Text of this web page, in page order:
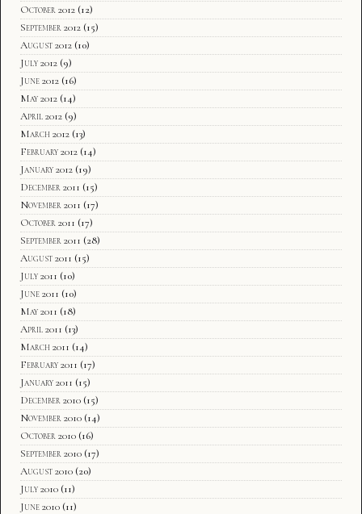
October 2012 (12)
September 2012 (15)
August 2012 (10)
July 2012 (9)
June 2012 (16)
May 2012 (14)
April 2012 (9)
March 2012 (13)
February 2012 (14)
January 2012 (19)
December 2011 (15)
November 2011 (17)
October 2011 (17)
September 2011 (28)
August 2011 (15)
July 2011 (10)
June 2011 (10)
May 2011 (18)
April 2011 (13)
March 2011 (14)
February 2011 (17)
January 2011 (15)
December 2010 (15)
November 2010 (14)
October 2010 (16)
September 2010 (17)
August 2010 (20)
July 2010 (11)
June 2010 (11)